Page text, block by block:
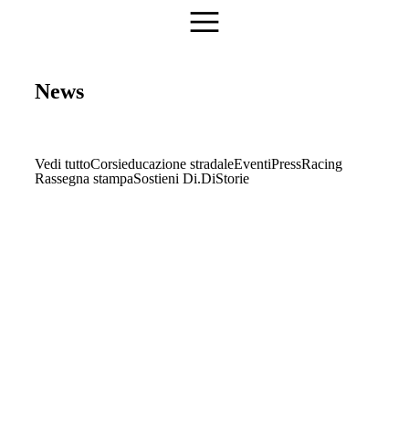
News
Vedi tuttoCorsieducazione stradaleEventiPressRacing
Rassegna stampaSostieni Di.DiStorie